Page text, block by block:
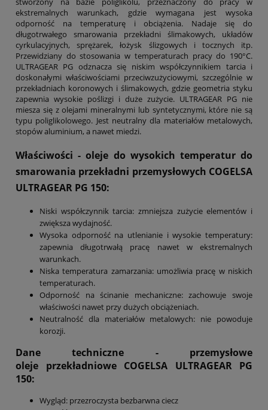
ekstremalnych warunkach, gdzie wymagana jest wysoka
odporność na temperaturę i obciążenia. Nadaje się do
długotrwałego smarowania przekładni ślimakowych, układów
cyrkulacyjnych, sprężarek, łożysk ślizgowych i tocznych itp.
Przewidziany do stosowania w temperaturach pracy do 190°C.
ULTRAGEAR PG odznacza się niskim współczynnikiem tarcia i
doskonałymi właściwościami przeciwzużyciowymi, szczególnie w
przekładniach koronowych i ślimakowych, gdzie geometria styku
zapewnia wysokie poślizgi i duże zużycie. ULTRAGEAR PG nie
miesza się z olejami mineralnymi lub syntetycznymi, które nie są
typu poliglikolowego. Jest neutralny dla materiałów metalowych,
stopów aluminium, a nawet miedzi.
Właściwości - oleje do wysokich temperatur do
smarowania przekładni przemysłowych COGELSA
ULTRAGEAR PG 150:
Niski współczynnik tarcia: zmniejsza zużycie elementów i
zwiększa wydajność.
Wysoka odporność na utlenianie i wysokie temperatury:
zapewnia długotrwałą pracę nawet w ekstremalnych
warunkach.
Niska temperatura zamarzania: umożliwia pracę w niskich
temperaturach.
Odporność na ścinanie mechaniczne: zachowuje swoje
właściwości nawet przy dużych obciążeniach.
Neutralność dla materiałów metalowych: nie powoduje
korozji.
Dane techniczne - przemysłowe
oleje przekładniowe COGELSA ULTRAGEAR PG
150:
Wygląd: przezroczysta bezbarwna ciecz